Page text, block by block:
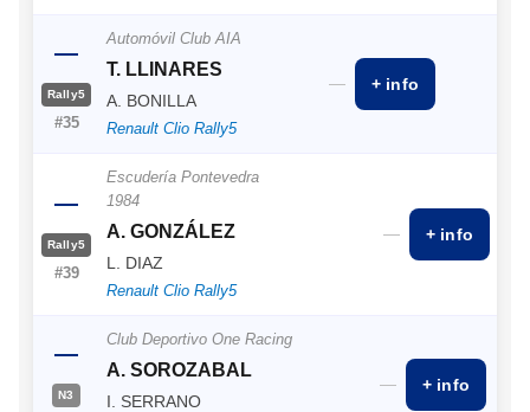
—
Rally5
#35
Automóvil Club AIA
T. LLINARES
A. BONILLA
Renault Clio Rally5
— + info
—
Rally5
#39
Escudería Pontevedra
1984
A. GONZÁLEZ
L. DIAZ
Renault Clio Rally5
— + info
—
N3
Club Deportivo One Racing
A. SOROZABAL
I. SERRANO
— + info